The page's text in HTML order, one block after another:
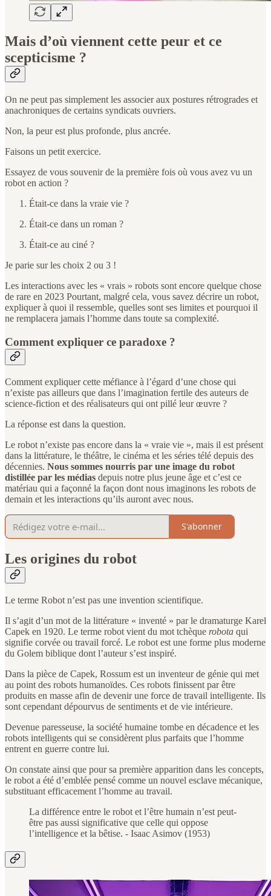
Mais d’où viennent cette peur et ce
scepticisme ?
On ne peut pas simplement les associer aux postures rétrogrades et
anachroniques de certains syndicats ouvriers.
Non, la peur est plus profonde, plus ancrée.
Faisons un petit exercice.
Essayez de vous souvenir de la première fois où vous avez vu un
robot en action ?
Était-ce dans la vraie vie ?
Était-ce dans un roman ?
Était-ce au ciné ?
Je parie sur les choix 2 ou 3 !
Les interactions avec les « vrais » robots sont encore quelque chose
de rare en 2023 Pourtant, malgré cela, vous savez décrire un robot,
expliquer à quoi il ressemble, quelles sont ses limites et pourquoi il
ne remplacera jamais l’homme dans toute sa complexité.
Comment expliquer ce paradoxe ?
Comment expliquer cette méfiance à l’égard d’une chose qui
n’existe pas ailleurs que dans l’imagination fertile des auteurs de
science-fiction et des réalisateurs qui ont pillé leur œuvre ?
La réponse est dans la question.
Le robot n’existe pas encore dans la « vraie vie », mais il est présent
dans la littérature, le théâtre, le cinéma et les séries télé depuis des
décennies. Nous sommes nourris par une image du robot
distillée par les médias depuis notre plus jeune âge et c’est ce
matériau qui a façonné la façon dont nous imaginons les robots de
demain et les interactions qu’ils auront avec nous.
S'abonner
Les origines du robot
Le terme Robot n’est pas une invention scientifique.
Il s’agit d’un mot de la littérature « inventé » par le dramaturge Karel
Capek en 1920. Le terme robot vient du mot tchèque robota qui
signifie corvée ou travail forcé. Le robot est une forme plus moderne
du Golem biblique dont l’auteur s’est inspiré.
Dans la pièce de Capek, Rossum est un inventeur de génie qui met
au point des robots humanoïdes. Ces robots finissent par être
produits en masse afin de devenir une force de travail intelligente. Ils
sont cependant dépourvus de sentiments et de vie intérieure.
Devenue paresseuse, la société humaine tombe en décadence et les
robots intelligents qui se considèrent plus parfaits que l’homme
entrent en guerre contre lui.
On constate ainsi que pour sa première apparition dans les concepts,
le robot a été d’emblée pensé comme un nouvel esclave mécanique,
substituant efficacement l’homme au travail.
La différence entre le robot et l’être humain n’est peut-
être pas aussi significative que celle qui oppose
l’intelligence et la bêtise. - Isaac Asimov (1953)